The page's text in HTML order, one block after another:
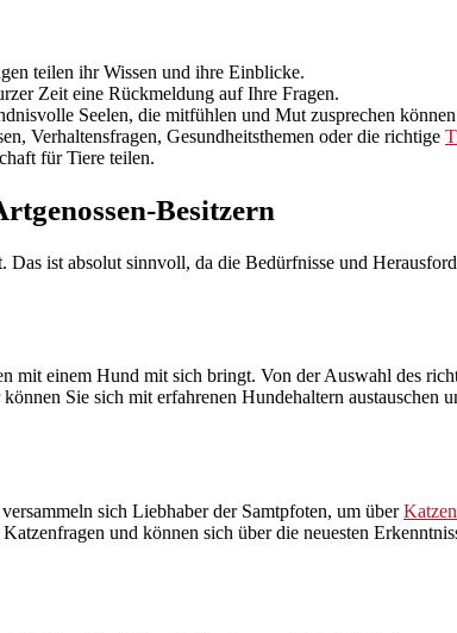
teilen ihr Wissen und ihre Einblicke.
Zeit eine Rückmeldung auf Ihre Fragen.
Seelen, die mitfühlen und Mut zusprechen
Verhaltensfragen, Gesundheitsthemen oder die richtige
für Tiere teilen.
Besitzern
ist absolut sinnvoll, da die Bedürfnisse und
mit einem Hund mit sich bringt. Von der Auswahl des
Sie sich mit erfahrenen Hundehaltern austauschen
sich Liebhaber der Samtpfoten, um über
und können sich über die neuesten